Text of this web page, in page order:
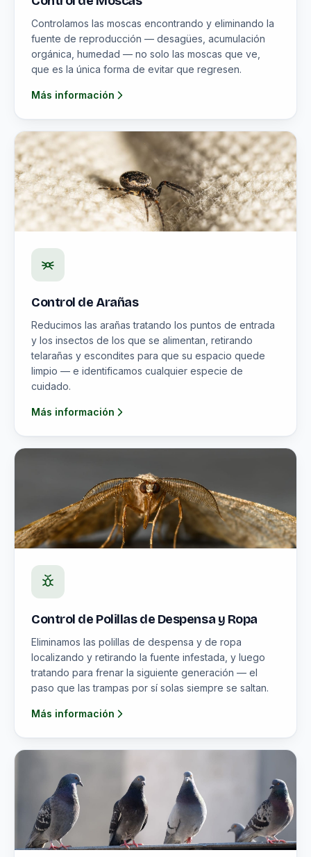
Controlamos las moscas encontrando y eliminando la
fuente de reproducción — desagües, acumulación
orgánica, humedad — no solo las moscas que ve,
que es la única forma de evitar que regresen.
Más información
Control de Arañas
Reducimos las arañas tratando los puntos de entrada
y los insectos de los que se alimentan, retirando
telarañas y escondites para que su espacio quede
limpio — e identificamos cualquier especie de
cuidado.
Más información
Control de Polillas de Despensa y Ropa
Eliminamos las polillas de despensa y de ropa
localizando y retirando la fuente infestada, y luego
tratando para frenar la siguiente generación — el
paso que las trampas por sí solas siempre se saltan.
Más información